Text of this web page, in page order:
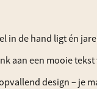
de hand ligt én
aan een mooie
design – je